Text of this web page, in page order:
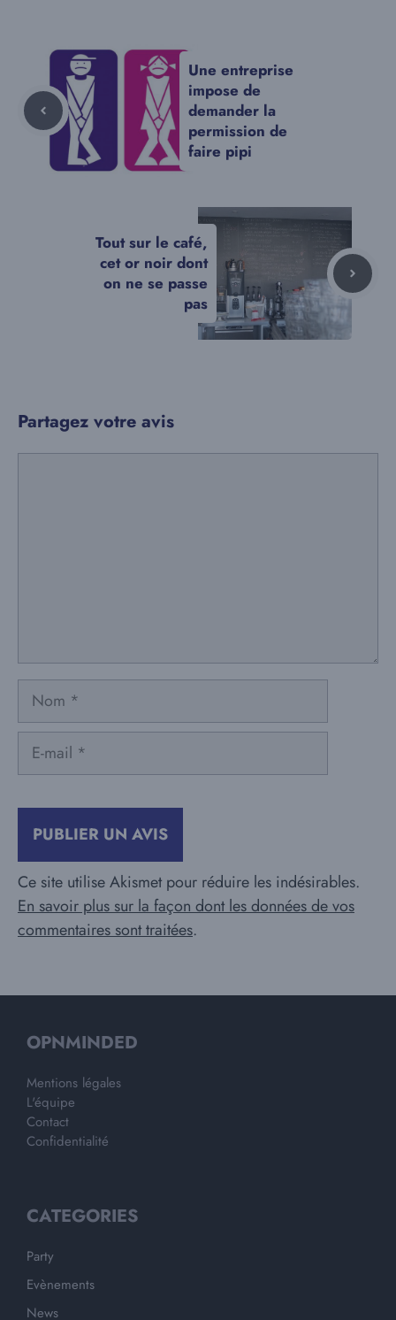
Une entreprise
impose de
demander la
permission de
faire pipi
Tout sur le café,
cet or noir dont
on ne se passe
pas
Partagez votre avis
Nom
mail
Ce site utilise Akismet pour réduire les indésirables.
En savoir plus sur la façon dont les données de vos
commentaires sont traitées.
OPNMINDED
Mentions légales
L'équipe
Contact
Confidentialité
CATEGORIES
Party
Evènements
News